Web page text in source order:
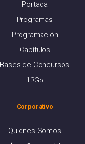
Portada
Programas
Programación
Capítulos
Bases de Concursos
13Go
Corporativo
Quiénes Somos